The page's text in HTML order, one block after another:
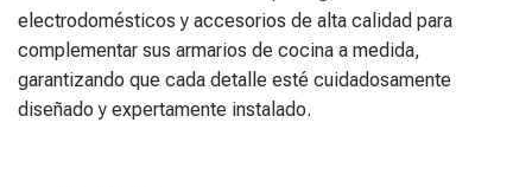
electrodomésticos y accesorios de alta calidad para
complementar sus armarios de cocina a medida,
garantizando que cada detalle esté cuidadosamente
diseñado y expertamente instalado.